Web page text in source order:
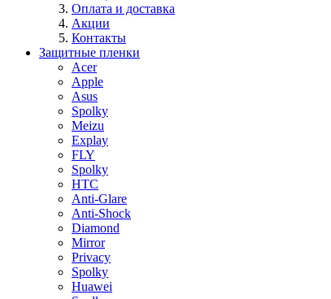
Оплата и доставка
Акции
Контакты
Защитные пленки
Acer
Apple
Asus
Spolky
Meizu
Explay
FLY
Spolky
HTC
Anti-Glare
Anti-Shock
Diamond
Mirror
Privacy
Spolky
Huawei